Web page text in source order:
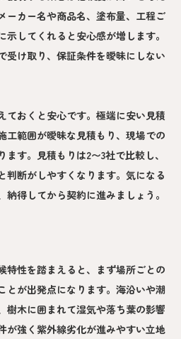
ーカー名や商品名、塗布量、工程ご
示してくれると安心感が増します。
受け取り、保証条件を曖昧にしない
ておくと安心です。極端に安い見積
工範囲が曖昧な見積もり、現場での
す。見積もりは2〜3社で比較し、
判断がしやすくなります。気になる
得してから契約に進みましょう。
特性を踏まえると、まず場所ごとの
とが出発点になります。海沿いや潮
樹木に囲まれて湿気や落ち葉の影響
が強く紫外線劣化が進みやすい立地